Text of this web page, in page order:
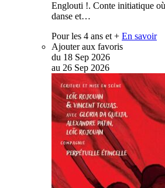
Englouti !. Conte initiatique
danse et…
Pour les 4 ans et + En savoir
Ajouter aux favoris
du 18 Sep 2026
au 26 Sep 2026